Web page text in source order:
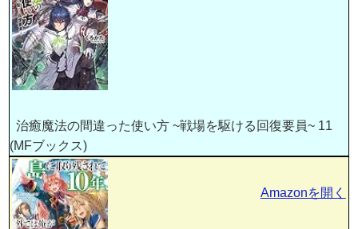
治癒魔法の間違った使い方 ~戦場を駆ける回復要員~ 11
(MFブックス)
Amazonを開く